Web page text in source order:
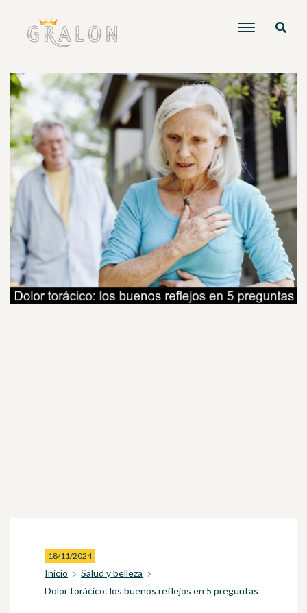
18/11/2024
Inicio
Salud y belleza
Dolor torácico: los buenos reflejos en 5 preguntas